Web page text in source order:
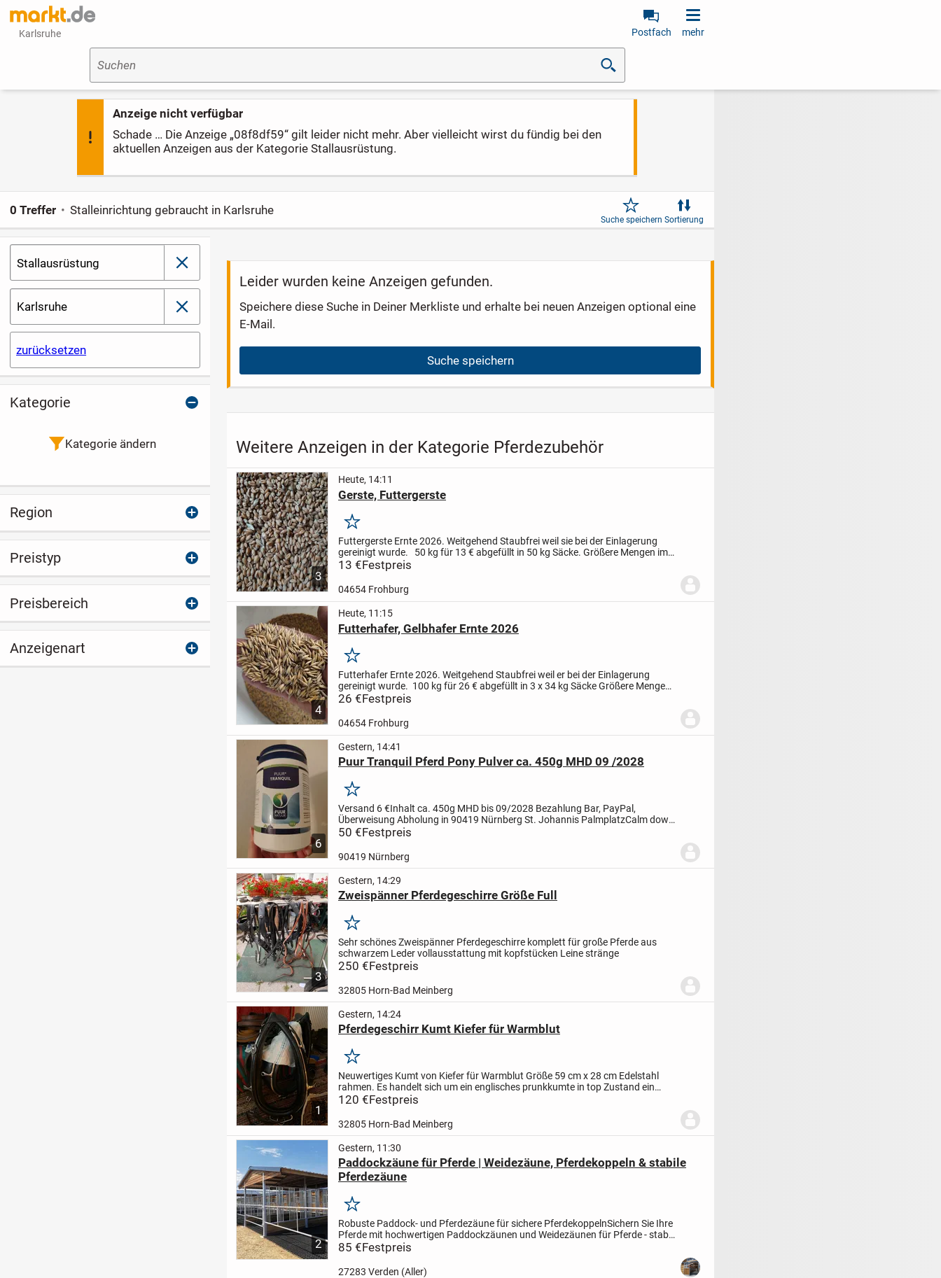
Karlsruhe Postfach mehr
Anzeige nicht verfügbar
Schade … Die Anzeige „08f8df59“ gilt leider nicht mehr. Aber vielleicht wirst du fündig bei den
aktuellen Anzeigen aus der Kategorie Stallausrüstung.
Suchen
Stallausrüstung schließen
Karlsruhe schließen
zurücksetzen
0 Treffer Stalleinrichtung gebraucht in Karlsruhe
Suche speichern Sortierung
Leider wurden keine Anzeigen gefunden.
Speichere diese Suche in Deiner Merkliste und erhalte bei neuen Anzeigen optional eine
E-Mail.
Suche speichern
Weitere Anzeigen in der Kategorie Pferdezubehör
3
Heute, 14:11
Gerste, Futtergerste
Merken
Futtergerste Ernte 2026. Weitgehend Staubfrei weil sie bei der Einlagerung
gereinigt wurde.
50 kg für 13 € abgefüllt in 50 kg Säcke. Größere Mengen im
Big Bag möglich, dann auch besserer...
13 €Festpreis
04654 Frohburg
4
Heute, 11:15
Futterhafer, Gelbhafer Ernte 2026
Merken
Futterhafer Ernte 2026. Weitgehend Staubfrei weil er bei der Einlagerung
gereinigt wurde. 100 kg für 26 € abgefüllt in 3 x 34 kg Säcke Größere Mengen
im Big Bag möglich, dann auch besserer...
26 €Festpreis
04654 Frohburg
6
Gestern, 14:41
Puur Tranquil Pferd Pony Pulver ca. 450g MHD 09 /2028
Merken
Versand 6 €Inhalt ca. 450g MHD bis 09/2028 Bezahlung Bar, PayPal,
Überweisung Abholung in 90419 Nürnberg St. Johannis PalmplatzCalm down
relax chill tranquility tranquil beruhigend Beruhigung...
50 €Festpreis
90419 Nürnberg
3
Gestern, 14:29
Zweispänner Pferdegeschirre Größe Full
Merken
Sehr schönes Zweispänner Pferdegeschirre komplett für große Pferde aus
schwarzem Leder vollausstattung mit kopfstücken Leine stränge
250 €Festpreis
32805 Horn-Bad Meinberg
1
Gestern, 14:24
Pferdegeschirr Kumt Kiefer für Warmblut
Merken
Neuwertiges Kumt von Kiefer für Warmblut Größe 59 cm x 28 cm Edelstahl
rahmen. Es handelt sich um ein englisches prunkkumte in top Zustand ein
zweites etwas kleiner ist auch vorhanden
120 €Festpreis
32805 Horn-Bad Meinberg
2
Gestern, 11:30
Paddockzäune für Pferde | Weidezäune, Pferdekoppeln & stabile
Pferdezäune
Merken
Robuste Paddock- und Pferdezäune für sichere PferdekoppelnSichern Sie Ihre
Pferde mit hochwertigen Paddockzäunen und Weidezäunen für Pferde - stabil,
langlebig und einfach zu montieren.
85 €Festpreis
27283 Verden (Aller)
Kategorie
Kategorie ändern
Region
Preistyp
Preisbereich
Anzeigenart